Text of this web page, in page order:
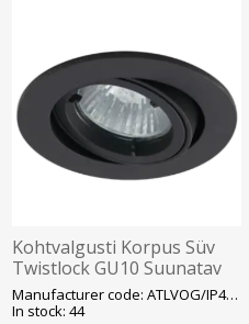
Kohtvalgusti Korpus Süv
Twistlock GU10 Suunatav
IP44 Ava 84mm Must AnsellManufacturer code: ATLVOG/IP44/B
In stock: 44